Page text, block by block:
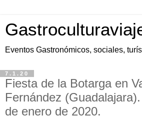
Eventos Gastronómicos, sociales,
7.1.20
Fiesta de la Botarga en
Fernández
de enero de 2020.